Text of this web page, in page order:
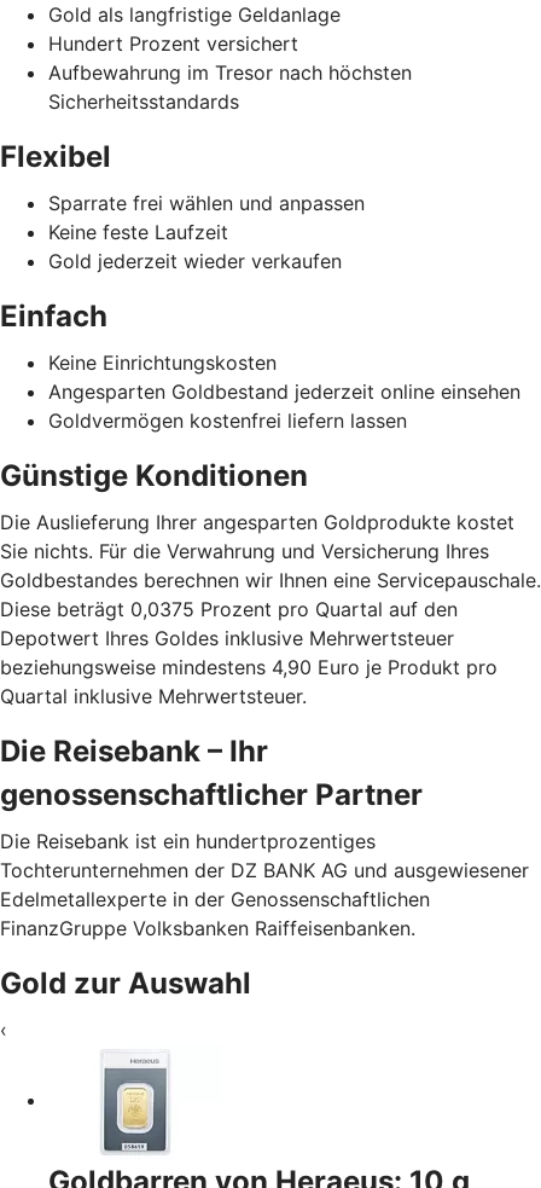
Gold als langfristige Geldanlage
Hundert Prozent versichert
Aufbewahrung im Tresor nach höchsten
Sicherheitsstandards
Flexibel
Sparrate frei wählen und anpassen
Keine feste Laufzeit
Gold jederzeit wieder verkaufen
Einfach
Keine Einrichtungskosten
Angesparten Goldbestand jederzeit online einsehen
Goldvermögen kostenfrei liefern lassen
Günstige Konditionen
Die Auslieferung Ihrer angesparten Goldprodukte kostet
Sie nichts. Für die Verwahrung und Versicherung Ihres
Goldbestandes berechnen wir Ihnen eine Servicepauschale.
Diese beträgt 0,0375 Prozent pro Quartal auf den
Depotwert Ihres Goldes inklusive Mehrwertsteuer
beziehungsweise mindestens 4,90 Euro je Produkt pro
Quartal inklusive Mehrwertsteuer.
Die Reisebank – Ihr
genossenschaftlicher Partner
Die Reisebank ist ein hundertprozentiges
Tochterunternehmen der DZ BANK AG und ausgewiesener
Edelmetallexperte in der Genossenschaftlichen
FinanzGruppe Volksbanken Raiffeisenbanken.
Gold zur Auswahl
‹
Goldbarren von Heraeus: 10 g